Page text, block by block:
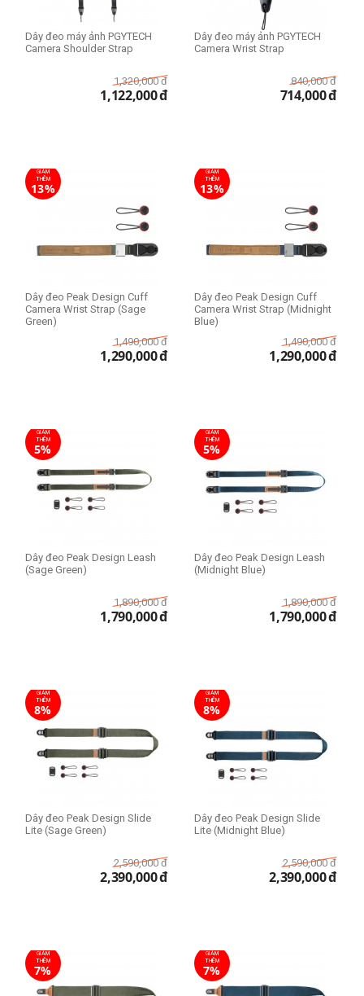
Dây đeo máy ảnh PGYTECH
Camera Shoulder Strap
1,320,000 đ
1,122,000đ
Dây đeo máy ảnh PGYTECH
Camera Wrist Strap
840,000 đ
714,000đ
GIẢM
THÊM
13%
Dây đeo Peak Design Cuff
Camera Wrist Strap (Sage
Green)
1,490,000 đ
1,290,000đ
GIẢM
THÊM
13%
Dây đeo Peak Design Cuff
Camera Wrist Strap (Midnight
Blue)
1,490,000 đ
1,290,000đ
GIẢM
THÊM
5%
Dây đeo Peak Design Leash
(Sage Green)
1,890,000 đ
1,790,000đ
GIẢM
THÊM
5%
Dây đeo Peak Design Leash
(Midnight Blue)
1,890,000 đ
1,790,000đ
GIẢM
THÊM
8%
Dây đeo Peak Design Slide
Lite (Sage Green)
2,590,000 đ
2,390,000đ
GIẢM
THÊM
8%
Dây đeo Peak Design Slide
Lite (Midnight Blue)
2,590,000 đ
2,390,000đ
GIẢM
THÊM
7%
GIẢM
THÊM
7%